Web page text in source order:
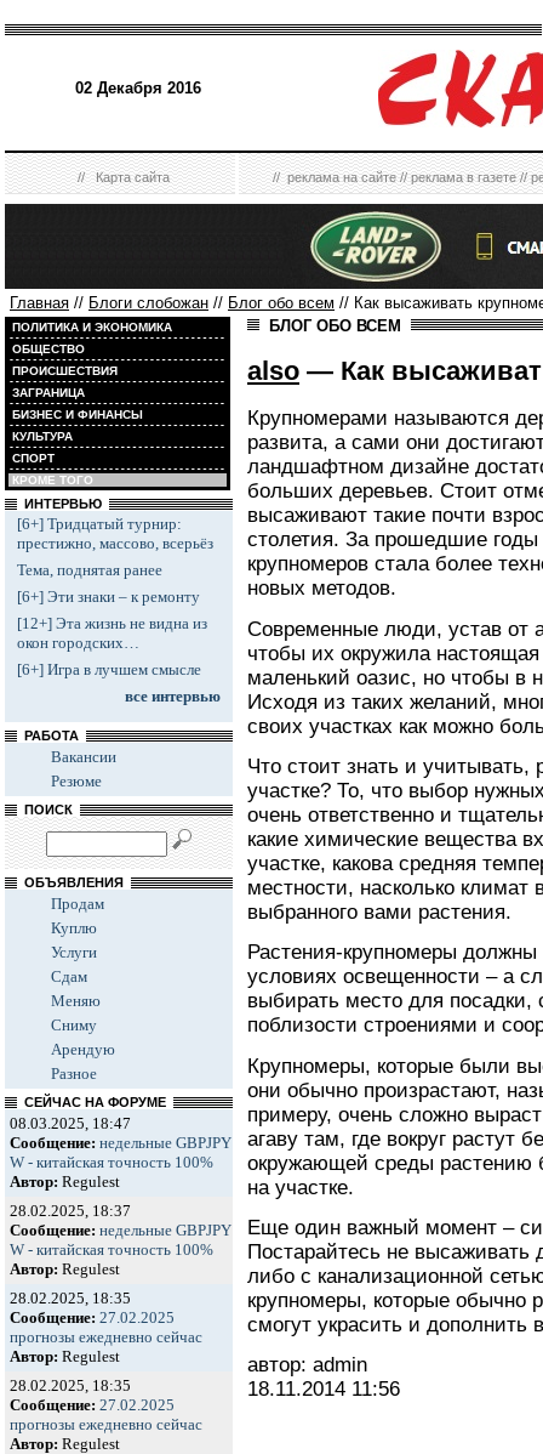
02 Декабря 2016
//Карта сайта //реклама на сайте//реклама в газете//
Главная // Блоги слобожан // Блог обо всем // Как высаживать
ПОЛИТИКА И ЭКОНОМИКА
ОБЩЕСТВО
ПРОИСШЕСТВИЯ
ЗАГРАНИЦА
БИЗНЕС И ФИНАНСЫ
КУЛЬТУРА
СПОРТ
КРОМЕ ТОГО
ИНТЕРВЬЮ
[6+] Тридцатый турнир:
престижно, массово, всерьёз
Тема, поднятая ранее
[6+] Эти знаки – к ремонту
[12+] Эта жизнь не видна из
окон городских…
[6+] Игра в лучшем смысле
все интервью
РАБОТА
Вакансии
Резюме
ПОИСК
ОБЪЯВЛЕНИЯ
Продам
Куплю
Услуги
Сдам
Меняю
Сниму
Арендую
Разное
СЕЙЧАС НА ФОРУМЕ
08.03.2025, 18:47
Сообщение: недельные GBPJPY
W - китайская точность 100%
Автор: Regulest
28.02.2025, 18:37
Сообщение: недельные GBPJPY
W - китайская точность 100%
Автор: Regulest
28.02.2025, 18:35
Сообщение: 27.02.2025
прогнозы ежедневно сейчас
Автор: Regulest
28.02.2025, 18:35
Сообщение: 27.02.2025
прогнозы ежедневно сейчас
Автор: Regulest
БЛОГ ОБО ВСЕМ
also — Как
Крупномерами называются
развита, а сами они
ландшафтном дизайне
больших деревьев. Стоит
высаживают такие почти
столетия. За прошедшие годы
крупномеров стала более
новых методов.
Современные люди, устав от
чтобы их окружила
маленький оазис, но чтобы в
Исходя из таких желаний,
своих участках как можно
Что стоит знать и
участке? То, что выбор
очень ответственно и
какие химические вещества
участке, какова средняя
местности, насколько
выбранного вами растения.
Растения-крупномеры
условиях освещенности – а
выбирать место для
поблизости строениями и
Крупномеры, которые были
они обычно произрастают,
примеру, очень сложно
агаву там, где вокруг растут
окружающей среды растению
на участке.
Еще один важный момент –
Постарайтесь не
либо с канализационной
крупномеры, которые обычно
смогут украсить и
автор: admin
18.11.2014 11:56